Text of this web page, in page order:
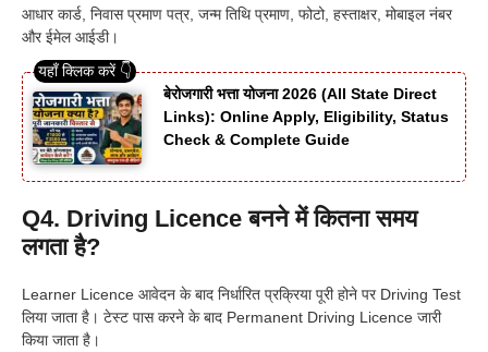
आधार कार्ड, निवास प्रमाण पत्र, जन्म तिथि प्रमाण, फोटो, हस्ताक्षर, मोबाइल नंबर
और ईमेल आईडी।
बेरोजगारी भत्ता योजना 2026 (All State Direct
Links): Online Apply, Eligibility, Status
Check & Complete Guide
Q4. Driving Licence बनने में कितना समय
लगता है?
Learner Licence आवेदन के बाद निर्धारित प्रक्रिया पूरी होने पर Driving Test
लिया जाता है। टेस्ट पास करने के बाद Permanent Driving Licence जारी
किया जाता है।